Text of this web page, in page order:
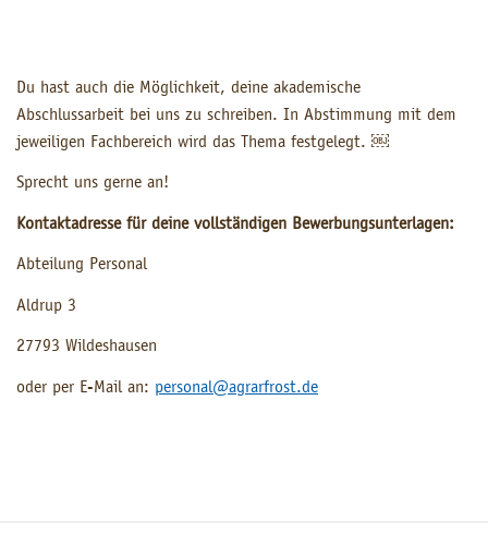
Du hast auch die Möglichkeit, deine akademische
Abschlussarbeit bei uns zu schreiben. In Abstimmung mit dem
jeweiligen Fachbereich wird das Thema festgelegt. ￼
Sprecht uns gerne an!
Kontaktadresse für deine vollständigen Bewerbungsunterlagen:
Abteilung Personal
Aldrup 3
27793 Wildeshausen
oder per E-Mail an: personal@agrarfrost.de